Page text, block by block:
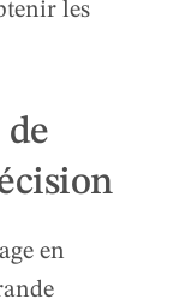
les
en